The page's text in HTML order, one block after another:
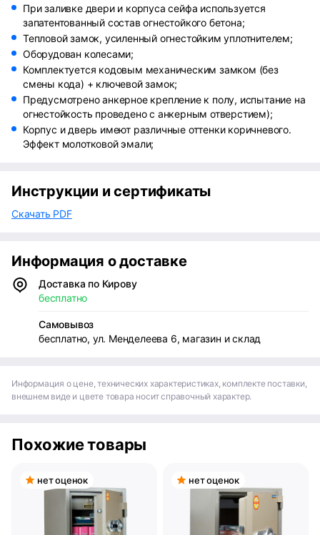
При заливке двери и корпуса сейфа используется
запатентованный состав огнестойкого бетона;
Тепловой замок, усиленный огнестойким уплотнителем;
Оборудован колесами;
Комплектуется кодовым механическим замком (без
смены кода) + ключевой замок;
Предусмотрено анкерное крепление к полу, испытание на
огнестойкость проведено с анкерным отверстием);
Корпус и дверь имеют различные оттенки коричневого.
Эффект молотковой эмали;
Инструкции и сертификаты
Скачать PDF
Информация о доставке
Доставка по Кирову
бесплатно
Самовывоз
бесплатно, ул. Менделеева 6, магазин и склад
Информация о цене, технических характеристиках, комплекте поставки,
внешнем виде и цвете товара носит справочный характер.
Похожие товары
нет оценок нет оценок